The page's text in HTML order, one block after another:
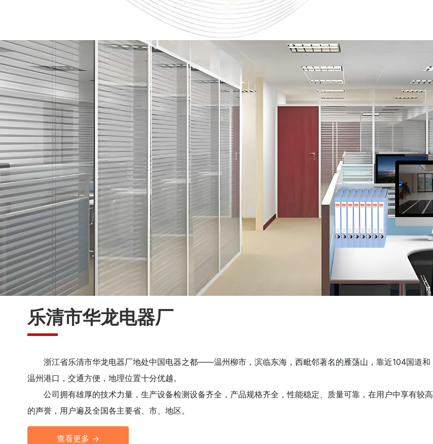
乐清市华龙电器厂
浙江省乐清市华龙电器厂地处中国电器之都——温州柳市，滨临东海，西毗邻著名的雁荡山，靠近104国道和
温州港口，交通方便，地理位置十分优越。
公司拥有雄厚的技术力量，生产设备检测设备齐全，产品规格齐全，性能稳定、质量可靠，在用户中享有较高
的声誉，用户遍及全国各主要省、市、地区。
查看更多 →